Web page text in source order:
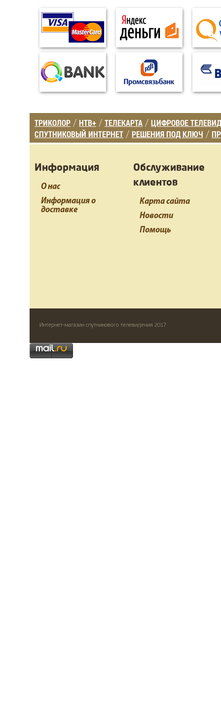
ТРИКОЛОР / НТВ+ / ТЕЛЕКАРТА / ЦИФРОВОЕ
СПУТНИКОВЫЙ ИНТЕРНЕТ / РЕШЕНИЯ ПОД КЛЮЧ /
Информация
О нас
Информация о
доставке
Обслуживание
клиентов
Карта сайта
Новости
Помощь
Интернет-магазин спутникового телевидения 2017